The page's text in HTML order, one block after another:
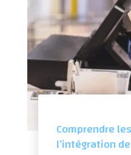
Comprendre
l’intégration